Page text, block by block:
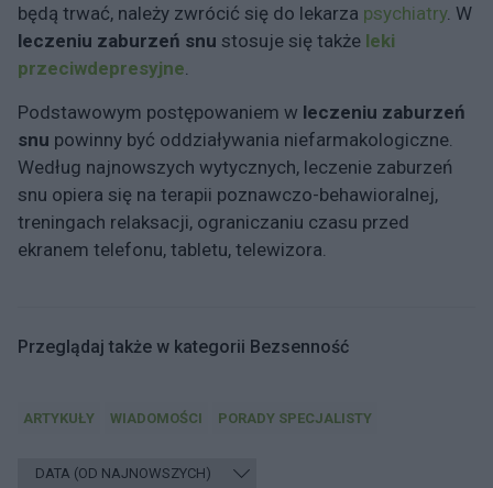
będą trwać, należy zwrócić się do lekarza psychiatry. W
leczeniu zaburzeń snu stosuje się także leki
przeciwdepresyjne.
Podstawowym postępowaniem w leczeniu zaburzeń
snu powinny być oddziaływania niefarmakologiczne.
Według najnowszych wytycznych, leczenie zaburzeń
snu opiera się na terapii poznawczo-behawioralnej,
treningach relaksacji, ograniczaniu czasu przed
ekranem telefonu, tabletu, telewizora.
Przeglądaj także w kategorii Bezsenność
ARTYKUŁY WIADOMOŚCI PORADY SPECJALISTY